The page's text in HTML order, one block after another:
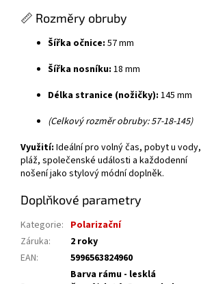
📏 Rozměry obruby
Šířka očnice: 57 mm
Šířka nosníku: 18 mm
Délka stranice (nožičky): 145 mm
(Celkový rozměr obruby: 57-18-145)
Využití: Ideální pro volný čas, pobyt u vody,
pláž, společenské události a každodenní
nošení jako stylový módní doplněk.
Doplňkové parametry
Kategorie: Polarizační
Záruka:
2 roky
EAN: 5996563824960
Barva rámu - lesklá